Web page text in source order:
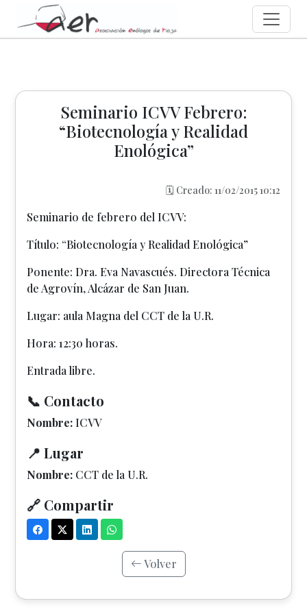
Seminario ICVV Febrero:
“Biotecnología y Realidad
Enológica”
🗓️ Creado: 11/02/2015 10:12
Seminario de febrero del ICVV:
Título: “Biotecnología y Realidad Enológica”
Ponente: Dra. Eva Navascués. Directora Técnica
de Agrovín, Alcázar de San Juan.
Lugar: aula Magna del CCT de la U.R.
Hora: 12:30 horas.
Entrada libre.
📞 Contacto
Nombre: ICVV
📍 Lugar
Nombre: CCT de la U.R.
🔗 Compartir
Volver